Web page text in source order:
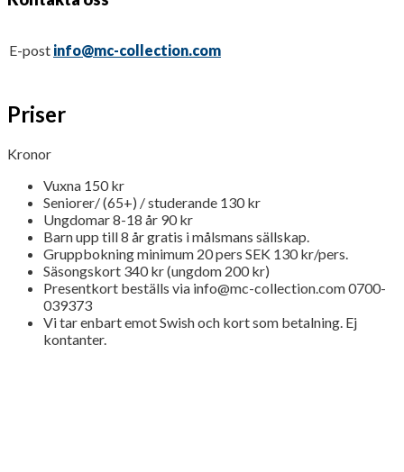
E-post info@mc-collection.com
Priser
Kronor
Vuxna 150 kr
Seniorer/ (65+) / studerande 130 kr
Ungdomar 8-18 år 90 kr
Barn upp till 8 år gratis i målsmans sällskap.
Gruppbokning minimum 20 pers SEK 130 kr/pers.
Säsongskort 340 kr (ungdom 200 kr)
Presentkort beställs via info@mc-collection.com 0700-
039373
Vi tar enbart emot Swish och kort som betalning. Ej
kontanter.